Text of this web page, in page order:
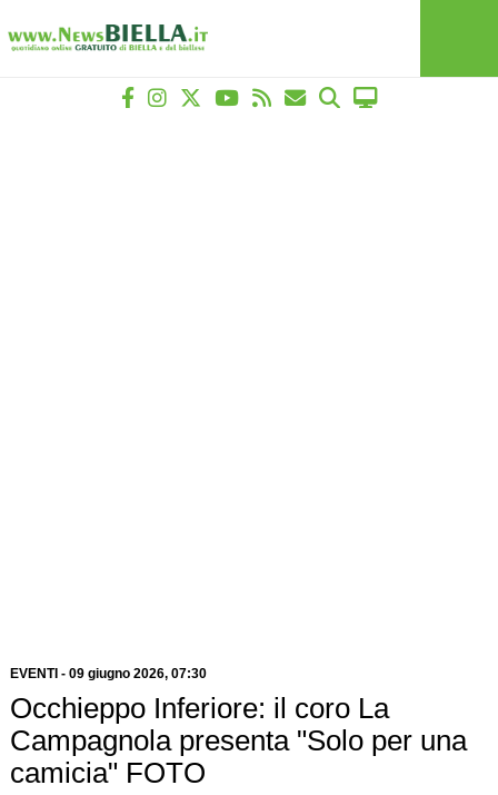
EVENTI - 09 giugno 2026, 07:30
Occhieppo Inferiore: il coro La
Campagnola presenta "Solo per una
camicia" FOTO